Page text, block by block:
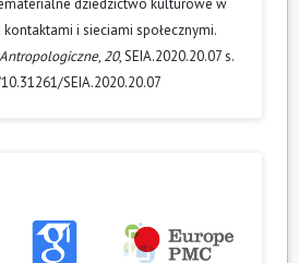
dziedzictwo kulturowe w
i sieciami społecznymi.
, 20, SEIA.2020.20.07 s.
SEIA.2020.20.07